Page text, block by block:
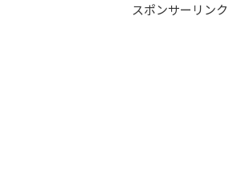
スポンサーリンク